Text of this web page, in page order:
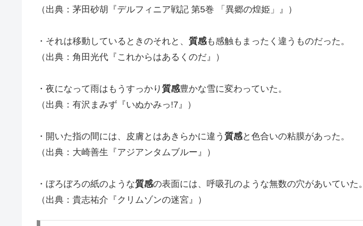
（出典：茅田砂胡『デルフィニア戦記 第5巻 「異郷の煌姫」』）
・それは移動しているときのそれと、 質感も感触もまったく違うものだった。
（出典：角田光代『これからはあるくのだ』）
・夜になって雨はもうすっかり 質感豊かな雪に変わっていた。
（出典：有沢まみず『いぬかみっ!7』）
・開いた指の間には、皮膚とはあきらかに違う 質感と色合いの粘膜があった。
（出典：大崎善生『アジアンタムブルー』）
・ぼろぼろの紙のような質感の表面には、呼吸孔のような無数の穴があいていた。
（出典：貴志祐介『クリムゾンの迷宮』）